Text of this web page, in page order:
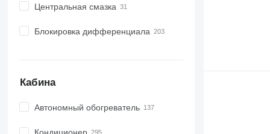
Центральная смазка
Блокировка дифференциала
Кабина
Автономный обогреватель